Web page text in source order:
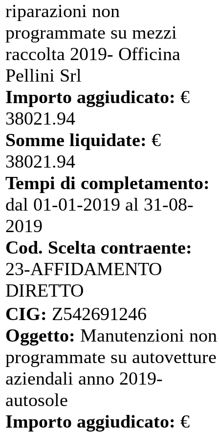
riparazioni non
programmate su mezzi
raccolta 2019- Officina
Pellini Srl
Importo aggiudicato: €
38021.94
Somme liquidate: €
38021.94
Tempi di completamento:
dal 01-01-2019 al 31-08-
2019
Cod. Scelta contraente:
23-AFFIDAMENTO
DIRETTO
CIG: Z542691246
Oggetto: Manutenzioni non
programmate su autovetture
aziendali anno 2019-
autosole
Importo aggiudicato: €